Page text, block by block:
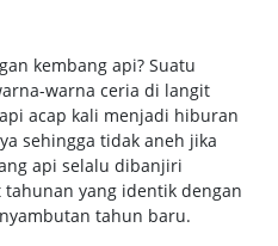
kembang api? Suatu
warna ceria di langit
acap kali menjadi hiburan
sehingga tidak aneh jika
api selalu dibanjiri
yang identik dengan
tahun baru.